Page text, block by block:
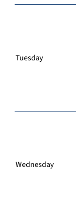
Tuesday
Wednesday